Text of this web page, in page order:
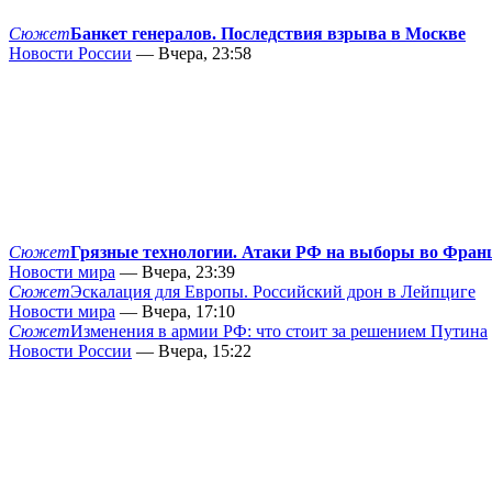
СюжетБанкет генералов. Последствия взрыва в Москве
Новости России — Вчера, 23:58
СюжетГрязные технологии. Атаки РФ на выборы во
Новости мира — Вчера, 23:39
СюжетЭскалация для Европы. Российский дрон в Лейпциге
Новости мира — Вчера, 17:10
СюжетИзменения в армии РФ: что стоит за решением Путина
Новости России — Вчера, 15:22